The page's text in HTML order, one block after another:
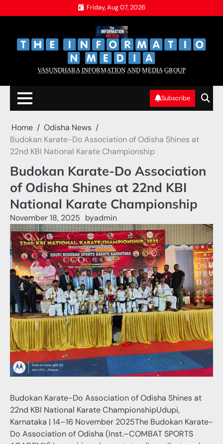
to
Friday, Aug 07, 2026
V̲A̲S̲U̲N̲D̲H̲A̲R̲A̲ I̲N̲F̲O̲R̲M̲A̲T̲I̲O̲N̲ A̲N̲D̲ M̲E̲D̲I̲A̲ G̲R̲O̲U̲P̲
Subscribe
Home
Odisha News
Budokan Karate-Do Association of Odisha Shines at
22nd KBI National Karate Championship
Budokan Karate-Do Association
of Odisha Shines at 22nd KBI
National Karate Championship
November 18, 2025 byadmin
Budokan Karate-Do Association of Odisha Shines at
22nd KBI National Karate ChampionshipUdupi,
Karnataka | 14–16 November 2025The Budokan Karate-
Do Association of Odisha (Inst.–COMBAT SPORTS